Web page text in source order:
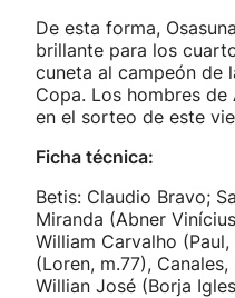
De esta forma,
brillante para los
cuneta al campeón de
Copa. Los hombres
en el sorteo de este
Ficha técnica:
Betis: Claudio Bravo;
Miranda (Abner
William Carvalho (Paul,
(Loren, m.77),
Willian José (Borja